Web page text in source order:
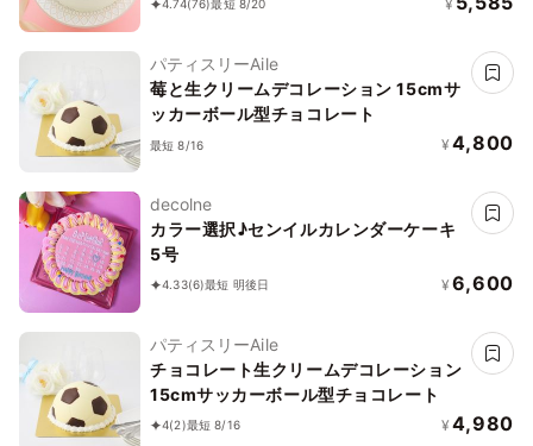
4.74(76)最短 8/20 ¥
パティスリーAile
莓と生クリームデコレーション 15cmサ
ッカーボール型チョコレート
最短 8/16 ¥ 4,800
decolne
カラー選択♪センイルカレンダーケーキ
5号
4.33(6)最短 明後日 ¥ 6,600
パティスリーAile
チョコレート生クリームデコレーション
15cmサッカーボール型チョコレート
4(2)最短 8/16 ¥ 4,980